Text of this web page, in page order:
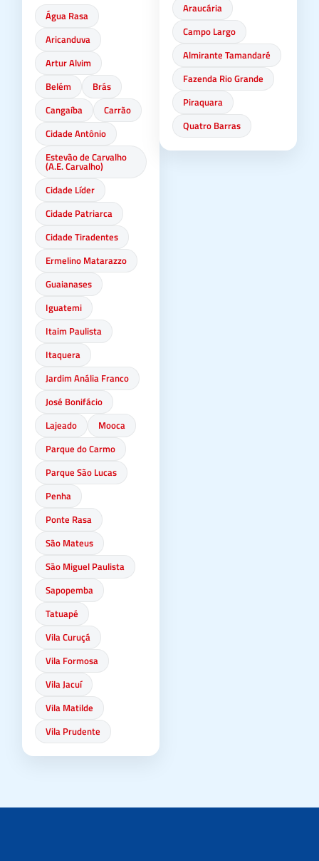
Água Rasa
Aricanduva
Artur Alvim
Belém
Brás
Cangaíba
Carrão
Cidade Antônio
Estevão de Carvalho
(A.E. Carvalho)
Cidade Líder
Cidade Patriarca
Cidade Tiradentes
Ermelino Matarazzo
Guaianases
Iguatemi
Itaim Paulista
Itaquera
Jardim Anália Franco
José Bonifácio
Lajeado
Mooca
Parque do Carmo
Parque São Lucas
Penha
Ponte Rasa
São Mateus
São Miguel Paulista
Sapopemba
Tatuapé
Vila Curuçá
Vila Formosa
Vila Jacuí
Vila Matilde
Vila Prudente
Araucária
Campo Largo
Almirante Tamandaré
Fazenda Rio Grande
Piraquara
Quatro Barras